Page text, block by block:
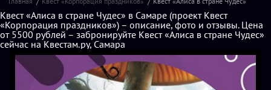
Квест «Алиса в стране Чудес» в Самаре (проект Квест
«Корпорация праздников») – описание, фото и отзывы. Цена
от 5500 рублей – забронируйте Квест «Алиса в стране Чудес»
сейчас на Квестам.ру, Самара